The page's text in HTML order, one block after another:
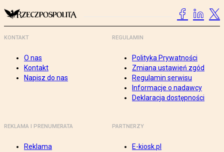
KONTAKT
O nas
Kontakt
Napisz do nas
REGULAMIN
Polityka Prywatności
Zmiana ustawień zgód
Regulamin serwisu
Informacje o nadawcy
Deklaracja dostępności
REKLAMA I PRENUMERATA
Reklama
PARTNERZY
E-kiosk.pl